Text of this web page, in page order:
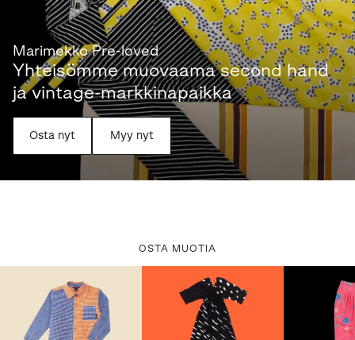
Marimekko Pre-loved
Yhteisömme muovaama second hand
ja vintage-markkinapaikka
Osta nyt Myy nyt
OSTA MUOTIA